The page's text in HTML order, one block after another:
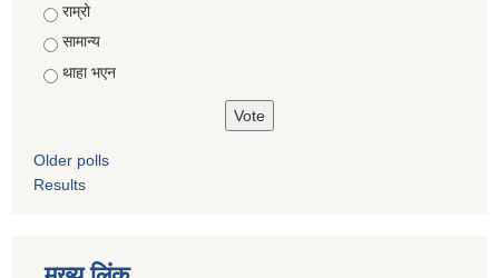
राम्रो
सामान्य
थाहा भएन
Older polls
Results